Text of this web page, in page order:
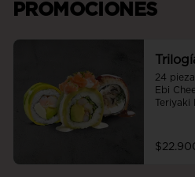
PROMOCIONES
24
Ebi
Teriyaki